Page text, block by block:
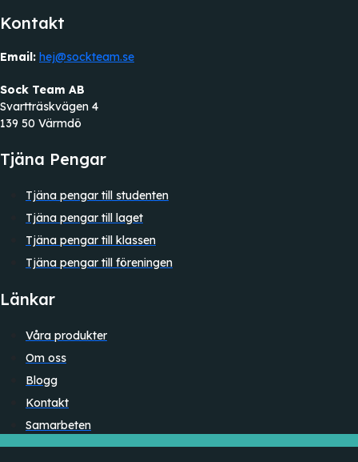
Kontakt
Email: hej@sockteam.se
Sock Team AB
Svartträskvägen 4
139 50 Värmdö
Tjäna Pengar
Tjäna pengar till studenten
Tjäna pengar till laget
Tjäna pengar till klassen
Tjäna pengar till föreningen
Länkar
Våra produkter
Om oss
Blogg
Kontakt
Samarbeten